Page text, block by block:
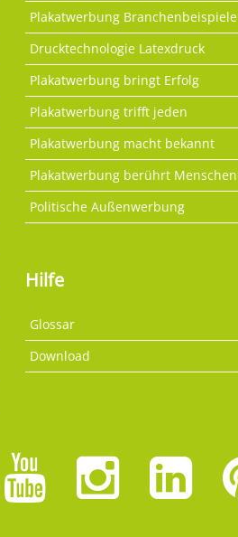
Plakatwerbung Branchenbeispiele
Drucktechnologie Latexdruck
Plakatwerbung bringt Erfolg
Plakatwerbung trifft jeden
Plakatwerbung macht bekannt
Plakatwerbung berührt Menschen
Politische Außenwerbung
Hilfe
Glossar
Download